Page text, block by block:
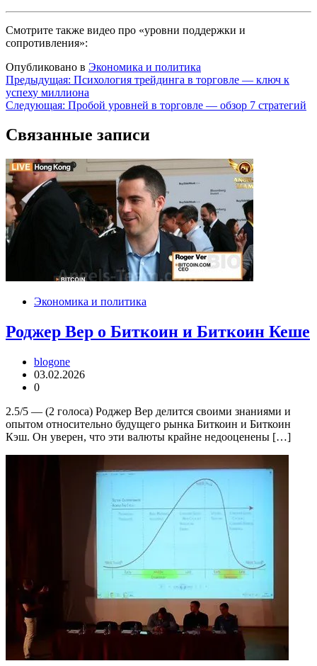
Смотрите также видео про «уровни поддержки и
сопротивления»:
Опубликовано в Экономика и политика
Навигация
по
Предыдущая: Психология трейдинга в торговле — ключ к
успеху миллиона
Следующая: Пробой уровней в торговле — обзор 7 стратегий
Связанные записи
Экономика и политика
Роджер Вер о Биткоин и Биткоин Кеше
blogone
03.02.2026
0
2.5/5 — (2 голоса) Роджер Вер делится своими знаниями и
опытом относительно будущего рынка Биткоин и Биткоин
Кэш. Он уверен, что эти валюты крайне недооценены […]